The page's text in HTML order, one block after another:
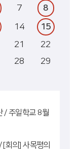
7
8
14
15
21
22
28
29
/ 주일학교 8월
회의] 사목평의